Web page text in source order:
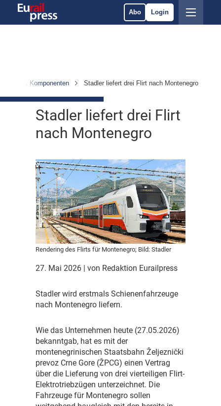
Abo Login
& Komponenten Stadler liefert drei Flirt nach Montenegro
Stadler liefert drei Flirt
nach Montenegro
Rendering des Flirts für Montenegro; Bild: Stadler
27. Mai 2026 | von Redaktion Eurailpress
Stadler wird erstmals Schienenfahrzeuge
nach Montenegro liefern.
Wie das Unternehmen heute (27.05.2026)
bekanntgab, hat es mit der
montenegrinischen Staatsbahn Željeznički
prevoz Crne Gore (ŽPCG) einen Vertrag
über die Lieferung von drei vierteiligen Flirt-
Elektrotriebzügen unterzeichnet. Die
Fahrzeuge für Montenegro sollen